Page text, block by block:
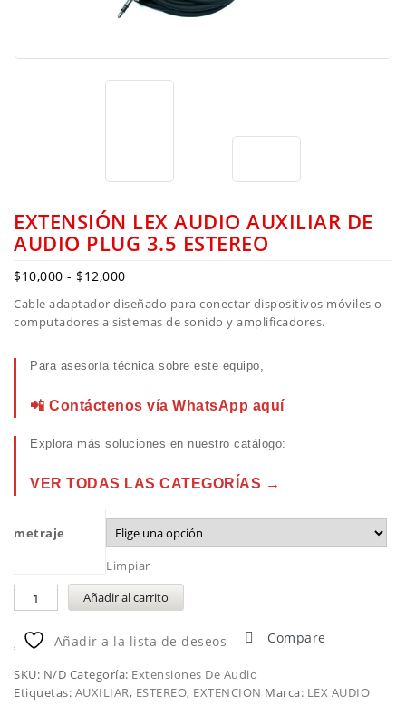
EXTENSIÓN LEX AUDIO AUXILIAR DE
AUDIO PLUG 3.5 ESTEREO
$10,000 - $12,000
Cable adaptador diseñado para conectar dispositivos móviles o
computadores a sistemas de sonido y amplificadores.
Para asesoría técnica sobre este equipo,
📲 Contáctenos vía WhatsApp aquí
Explora más soluciones en nuestro catálogo:
VER TODAS LAS CATEGORÍAS →
metraje
Limpiar
Añadir al carrito
Añadir a la lista de deseos Compare
SKU: N/D Categoría: Extensiones De Audio
Etiquetas: AUXILIAR, ESTEREO, EXTENCION Marca: LEX AUDIO